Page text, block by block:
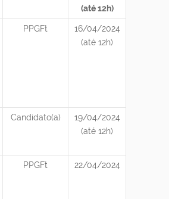
(até 12h)
PPGFt
16/04/2024
(até 12h)
Candidato(a)
19/04/2024
(até 12h)
PPGFt 22/04/2024